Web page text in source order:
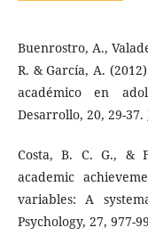
Buenrostro, A.,
R. & García, A.
académico en
Desarrollo, 20, 29-37.
Costa, B. C. G., &
academic
variables: A
Psychology, 27, 977-